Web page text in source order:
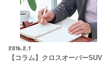
2016.2.1
【コラム】クロスオーバーSUV